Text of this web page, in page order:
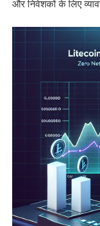
और निवेशकों के लिए